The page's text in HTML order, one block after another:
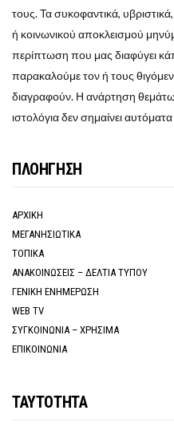
τους. Τα συκοφαντικά, υβριστικά,
ή κοινωνικού αποκλεισμού
περίπτωση που μας διαφύγει
παρακαλούμε τον ή τους
διαγραφούν. Η ανάρτηση
ιστολόγια δεν σημαίνει
ΠΛΟΗΓΗΣΗ
ΑΡΧΙΚΗ
ΜΕΓΑΝΗΣΙΩΤΙΚΑ
ΤΟΠΙΚΑ
ΑΝΑΚΟΙΝΩΣΕΙΣ – ΔΕΛΤΙΑ ΤΥΠΟΥ
ΓΕΝΙΚΗ ΕΝΗΜΕΡΩΣΗ
WEB TV
ΣΥΓΚΟΙΝΩΝΙΑ – ΧΡΗΣΙΜΑ
ΕΠΙΚΟΙΝΩΝΙΑ
ΤΑΥΤΟΤΗΤΑ